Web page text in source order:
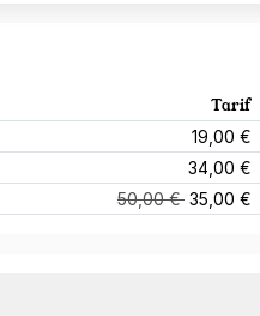
Tarif
19,00 €
34,00 €
50,00 € 35,00 €